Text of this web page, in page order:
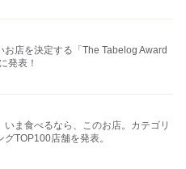
お店を決定する「The Tabelog Award
発表！
いま食べるなら、このお店。カテゴリ
グTOP100店舗を発表。